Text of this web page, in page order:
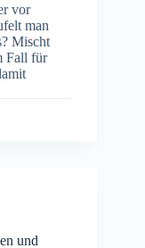
vor
man
Mischt
Fall für
und